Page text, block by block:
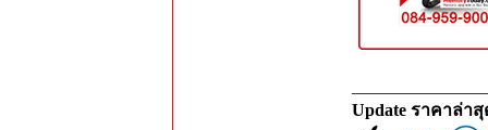
Update ราคาล่า